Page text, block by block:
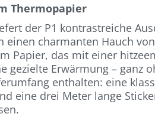
Thermopapier
der P1 kontrastreiche
einen charmanten Hauch
Papier, das mit einer
gezielte Erwärmung – ganz
enthalten: eine
eine drei Meter lange